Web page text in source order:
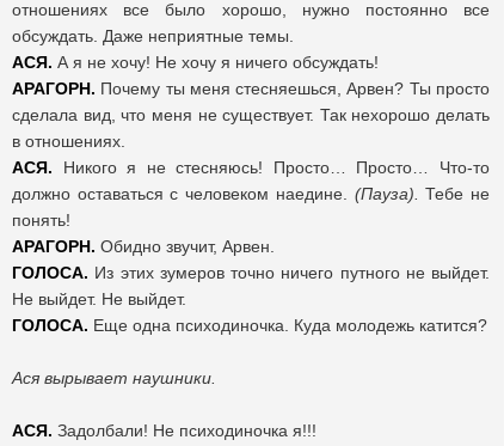
отношениях все было хорошо, нужно постоянно все
обсуждать. Даже неприятные темы.
АСЯ. А я не хочу! Не хочу я ничего обсуждать!
АРАГОРН. Почему ты меня стесняешься, Арвен? Ты просто
сделала вид, что меня не существует. Так нехорошо делать
в отношениях.
АСЯ. Никого я не стесняюсь! Просто… Просто… Что-то
должно оставаться с человеком наедине. (Пауза).
Тебе не
понять!
АРАГОРН. Обидно звучит, Арвен.
ГОЛОСА. Из этих зумеров точно ничего путного не выйдет.
Не выйдет. Не выйдет.
ГОЛОСА. Еще одна психодиночка. Куда молодежь катится?
Ася вырывает наушники.
АСЯ. Задолбали! Не психодиночка я!!!